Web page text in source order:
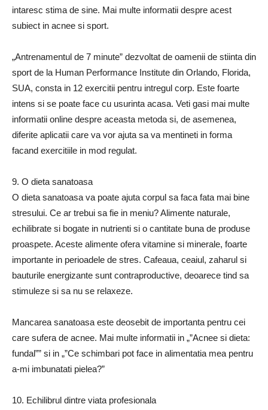
intaresc stima de sine. Mai multe informatii despre acest
subiect in acnee si sport.
„Antrenamentul de 7 minute” dezvoltat de oamenii de stiinta din
sport de la Human Performance Institute din Orlando, Florida,
SUA, consta in 12 exercitii pentru intregul corp. Este foarte
intens si se poate face cu usurinta acasa. Veti gasi mai multe
informatii online despre aceasta metoda si, de asemenea,
diferite aplicatii care va vor ajuta sa va mentineti in forma
facand exercitiile in mod regulat.
9. O dieta sanatoasa
O dieta sanatoasa va poate ajuta corpul sa faca fata mai bine
stresului. Ce ar trebui sa fie in meniu? Alimente naturale,
echilibrate si bogate in nutrienti si o cantitate buna de produse
proaspete. Aceste alimente ofera vitamine si minerale, foarte
importante in perioadele de stres. Cafeaua, ceaiul, zaharul si
bauturile energizante sunt contraproductive, deoarece tind sa
stimuleze si sa nu se relaxeze.
Mancarea sanatoasa este deosebit de importanta pentru cei
care sufera de acnee. Mai multe informatii in „”Acnee si dieta:
fundal”” si in „”Ce schimbari pot face in alimentatia mea pentru
a-mi imbunatati pielea?”
10. Echilibrul dintre viata profesionala